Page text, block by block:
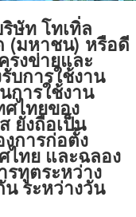
ษัท โทเทิ่ล
(มหาชน) หรือดี
รงข่ายและ
การใช้งาน
การใช้งาน
ศไทยของ
ยังถือเป็น
การก่อตั้ง
ไทย และฉลอง
ทูตระหว่าง
ระหว่างวัน